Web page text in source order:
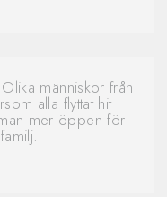
människor från
alla flyttat hit
mer öppen för